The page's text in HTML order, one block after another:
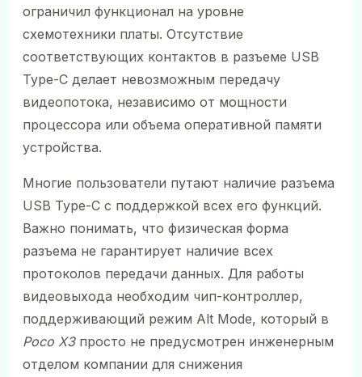
ограничил функционал на уровне
схемотехники платы. Отсутствие
соответствующих контактов в разъеме USB
Type-C делает невозможным передачу
видеопотока, независимо от мощности
процессора или объема оперативной памяти
устройства.
Многие пользователи путают наличие разъема
USB Type-C с поддержкой всех его функций.
Важно понимать, что физическая форма
разъема не гарантирует наличие всех
протоколов передачи данных. Для работы
видеовыхода необходим чип-контроллер,
поддерживающий режим Alt Mode, который в
Poco X3просто не предусмотрен инженерным
отделом компании для снижения